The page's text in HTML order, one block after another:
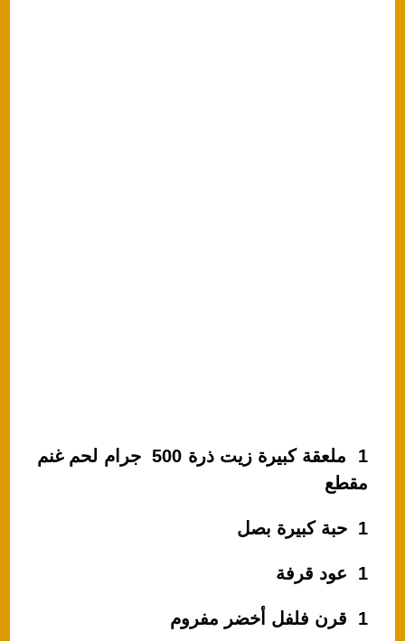
1 ملعقة كبيرة زيت ذرة 500 جرام لحم غنم
مقطع
1 حبة كبيرة بصل
1 عود قرفة
1 قرن فلفل أخضر مفروم